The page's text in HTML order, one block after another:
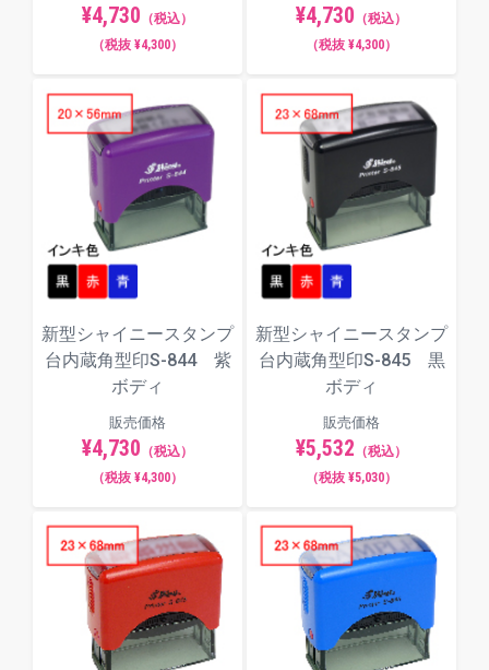
¥4,730 （税込）
（税抜 ¥4,300）
¥4,730 （税込）
（税抜 ¥4,300）
新型シャイニースタンプ
台内蔵角型印S-844 紫
ボディ
販売価格
¥4,730 （税込）
（税抜 ¥4,300）
新型シャイニースタンプ
台内蔵角型印S-845 黒
ボディ
販売価格
¥5,532 （税込）
（税抜 ¥5,030）